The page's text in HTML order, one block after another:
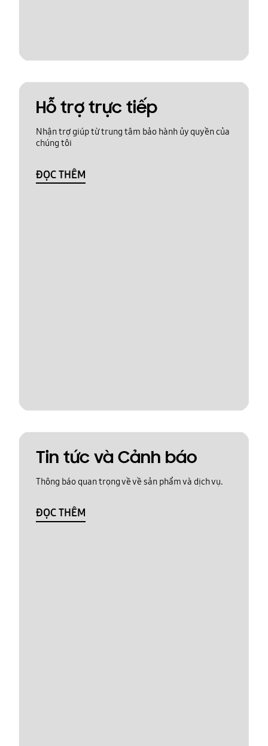
Hỗ trợ trực tiếp
Nhận trợ giúp từ trung tâm bảo hành ủy quyền của
chúng tôi
ĐỌC THÊM
Tin tức và Cảnh báo
Thông báo quan trọng về về sản phẩm và dịch vụ.
ĐỌC THÊM